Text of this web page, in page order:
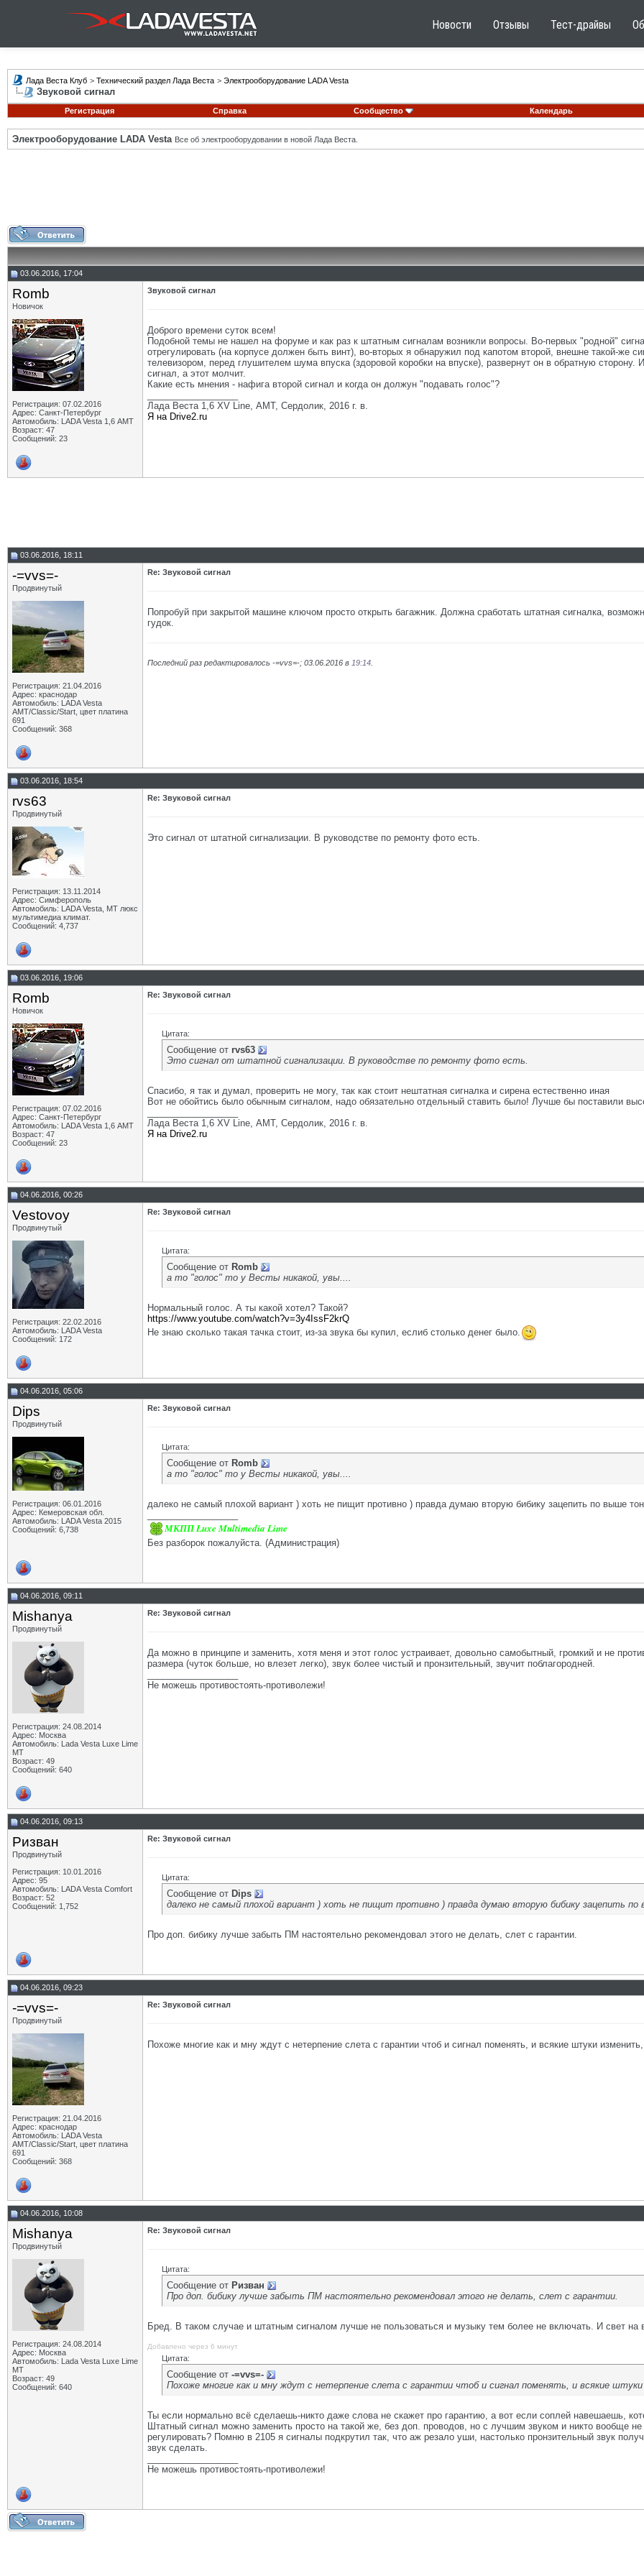
Новости Отзывы Тест-драйвы
Лада Веста Клуб > Технический раздел Лада Веста > Электрооборудование LADA Vesta
Звуковой сигнал
Регистрация Справка Сообщество Календарь
Электрооборудование LADA Vesta Все об электрооборудовании в новой Лада Веста.
03.06.2016, 17:04
Romb
Новичок
Регистрация: 07.02.2016
Адрес: Санкт-Петербург
Автомобиль: LADA Vesta 1,6 АМТ
Возраст: 47
Сообщений: 23
Звуковой сигнал
Доброго времени суток всем!
Подобной темы не нашел на форуме и как раз к штатным сигналам возникли вопросы. Во-первых "родной"
отрегулировать (на корпусе должен быть винт), во-вторых я обнаружил под капотом второй, внешне такой-же
телевизором, перед глушителем шума впуска (здоровой коробки на впуске), развернут он в обратную сторону.
сигнал, а этот молчит.
Какие есть мнения - нафига второй сигнал и когда он должун "подавать голос"?
Лада Веста 1,6 XV Line, АМТ, Сердолик, 2016 г. в.
Я на Drive2.ru
03.06.2016, 18:11
-=vvs=-
Продвинутый
Регистрация: 21.04.2016
Адрес: краснодар
Автомобиль: LADA Vesta
АМТ/Classic/Start, цвет платина
691
Сообщений: 368
Re: Звуковой сигнал
Попробуй при закрытой машине ключом просто открыть багажник. Должна сработать штатная сигналка,
гудок.
Последний раз редактировалось -=vvs=-; 03.06.2016 в 19:14
03.06.2016, 18:54
rvs63
Продвинутый
Регистрация: 13.11.2014
Адрес: Симферополь
Автомобиль: LADA Vesta, МТ люкс
мультимедиа климат.
Сообщений: 4,737
Re: Звуковой сигнал
Это сигнал от штатной сигнализации. В руководстве по ремонту фото есть.
03.06.2016, 19:06
Romb
Новичок
Регистрация: 07.02.2016
Адрес: Санкт-Петербург
Автомобиль: LADA Vesta 1,6 АМТ
Возраст: 47
Сообщений: 23
Re: Звуковой сигнал
Цитата:
Сообщение от rvs63
Это сигнал от штатной сигнализации. В руководстве по ремонту фото есть.
Спасибо, я так и думал, проверить не могу, так как стоит нештатная сигналка и сирена естественно иная
Вот не обойтись было обычным сигналом, надо обязательно отдельный ставить было! Лучше бы поставили
Лада Веста 1,6 XV Line, АМТ, Сердолик, 2016 г. в.
Я на Drive2.ru
04.06.2016, 00:26
Vestovoy
Продвинутый
Регистрация: 22.02.2016
Автомобиль: LADA Vesta
Сообщений: 172
Re: Звуковой сигнал
Цитата:
Сообщение от Romb
а то "голос" то у Весты никакой, увы....
Нормальный голос. А ты какой хотел? Такой?
https://www.youtube.com/watch?v=3y4IssF2krQ
Не знаю сколько такая тачка стоит, из-за звука бы купил, еслиб столько денег было.
04.06.2016, 05:06
Dips
Продвинутый
Регистрация: 06.01.2016
Адрес: Кемеровская обл.
Автомобиль: LADA Vesta 2015
Сообщений: 6,738
Re: Звуковой сигнал
Цитата:
Сообщение от Romb
а то "голос" то у Весты никакой, увы....
далеко не самый плохой вариант ) хоть не пищит противно ) правда думаю вторую бибику зацепить по выше
МКПП Luxe Multimedia Lime
Без разборок пожалуйста. (Администрация)
04.06.2016, 09:11
Mishanya
Продвинутый
Регистрация: 24.08.2014
Адрес: Москва
Автомобиль: Lada Vesta Luxe Lime
MT
Возраст: 49
Сообщений: 640
Re: Звуковой сигнал
Да можно в принципе и заменить, хотя меня и этот голос устраивает, довольно самобытный, громкий и не
размера (чуток больше, но влезет легко), звук более чистый и пронзительный, звучит поблагородней.
Не можешь противостоять-противолежи!
04.06.2016, 09:13
Ризван
Продвинутый
Регистрация: 10.01.2016
Адрес: 95
Автомобиль: LADA Vesta Сomfort
Возраст: 52
Сообщений: 1,752
Re: Звуковой сигнал
Цитата:
Сообщение от Dips
далеко не самый плохой вариант ) хоть не пищит противно ) правда думаю вторую бибику зацепить
Про доп. бибику лучше забыть ПМ настоятельно рекомендовал этого не делать, слет с гарантии.
04.06.2016, 09:23
-=vvs=-
Продвинутый
Регистрация: 21.04.2016
Адрес: краснодар
Автомобиль: LADA Vesta
АМТ/Classic/Start, цвет платина
691
Сообщений: 368
Re: Звуковой сигнал
Похоже многие как и мну ждут с нетерпение слета с гарантии чтоб и сигнал поменять, и всякие штуки
04.06.2016, 10:08
Mishanya
Продвинутый
Регистрация: 24.08.2014
Адрес: Москва
Автомобиль: Lada Vesta Luxe Lime
MT
Возраст: 49
Сообщений: 640
Re: Звуковой сигнал
Цитата:
Сообщение от Ризван
Про доп. бибику лучше забыть ПМ настоятельно рекомендовал этого не делать, слет с гарантии.
Бред. В таком случае и штатным сигналом лучше не пользоваться и музыку тем более не включать. И свет
Добавлено через 6 минут
Цитата:
Сообщение от -=vvs=-
Похоже многие как и мну ждут с нетерпение слета с гарантии чтоб и сигнал поменять, и всякие
Ты если нормально всё сделаешь-никто даже слова не скажет про гарантию, а вот если соплей навешаешь,
Штатный сигнал можно заменить просто на такой же, без доп. проводов, но с лучшим звуком и никто вообще
регулировать? Помню в 2105 я сигналы подкрутил так, что аж резало уши, настолько пронзительный звук
звук сделать.
Не можешь противостоять-противолежи!